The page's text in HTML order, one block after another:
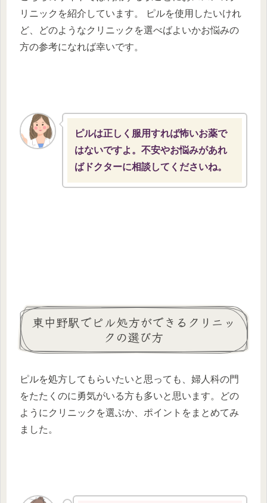
リニックを紹介しています。 ピルを使用したいけれ
ど、どのようなクリニックを選べばよいかお悩みの
方の参考になれば幸いです。
ピルは正しく服用すれば怖いお薬で
はないですよ。不安やお悩みがあれ
ばドクターに相談してくださいね。
東中野駅でピル処方ができるクリニッ
クの選び方
ピルを処方してもらいたいと思っても、婦人科の門
をたたくのに勇気がいる方も多いと思います。どの
ようにクリニックを選ぶか、ポイントをまとめてみ
ました。